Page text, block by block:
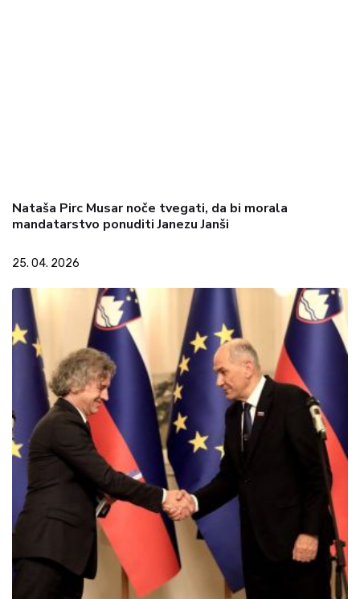
Nataša Pirc Musar noče tvegati, da bi morala
mandatarstvo ponuditi Janezu Janši
25. 04. 2026